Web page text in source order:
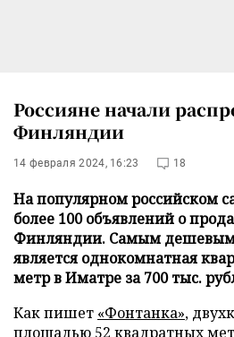
Россияне начали
Финляндии
14 февраля 2024, 16:23 18
На популярном российском
более 100 объявлений о
Финляндии. Самым
является однокомнатная
метр в Иматре за 700 тыс.
Как пишет «Фонтанка»,
площадью 52 квадратных